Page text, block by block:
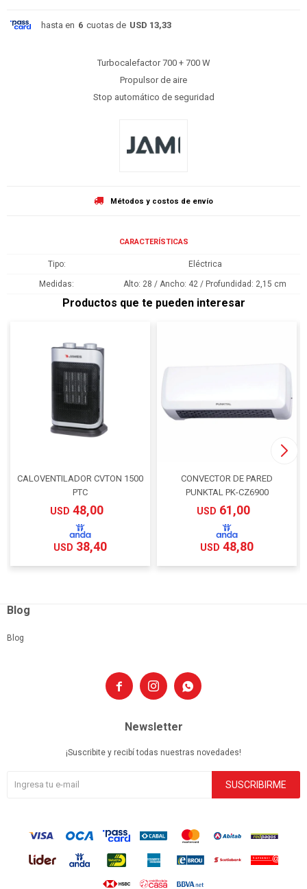
hasta en 6 cuotas de USD 13,33
Turbocalefactor 700 + 700 W
Propulsor de aire
Stop automático de seguridad
Métodos y costos de envío
CARACTERÍSTICAS
Tipo Eléctrica
Medidas Alto: 28 / Ancho: 42 / Profundidad: 2,15 cm
Productos que te pueden interesar
CALOVENTILADOR CVTON 1500
PTC
USD 48,00
USD 38,40
CONVECTOR DE PARED
PUNKTAL PK-CZ6900
USD 61,00
USD 48,80
  
Blog
Blog
Newsletter
¡Suscribite y recibí todas nuestras novedades!
SUSCRIBIRME